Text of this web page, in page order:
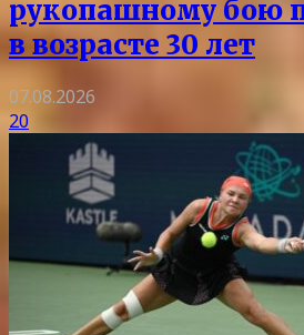
рукопашному бою
в возрасте 30 лет
07.08.2026
20